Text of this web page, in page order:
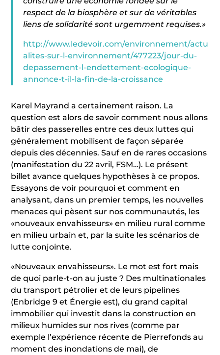
respect de la biosphère et sur de véritables
liens de solidarité sont urgemment requises.»
http://www.ledevoir.com/environnement/actu
alites-sur-l-environnement/477223/jour-du-
depassement-l-endettement-ecologique-
annonce-t-il-la-fin-de-la-croissance
Karel Mayrand a certainement raison. La
question est alors de savoir comment nous allons
bâtir des passerelles entre ces deux luttes qui
généralement mobilisent de façon séparée
depuis des décennies. Sauf en de rares occasions
(manifestation du 22 avril, FSM…). Le présent
billet avance quelques hypothèses à ce propos.
Essayons de voir pourquoi et comment en
analysant, dans un premier temps, les nouvelles
menaces qui pèsent sur nos communautés, les
«nouveaux envahisseurs» en milieu rural comme
en milieu urbain et, par la suite les scénarios de
lutte conjointe.
«Nouveaux envahisseurs». Le mot est fort mais
de quoi parle-t-on au juste ? Des multinationales
du transport pétrolier et de leurs pipelines
(Enbridge 9 et Énergie est), du grand capital
immobilier qui investit dans la construction en
milieux humides sur nos rives (comme par
exemple l’expérience récente de Pierrefonds au
moment des inondations de mai), de